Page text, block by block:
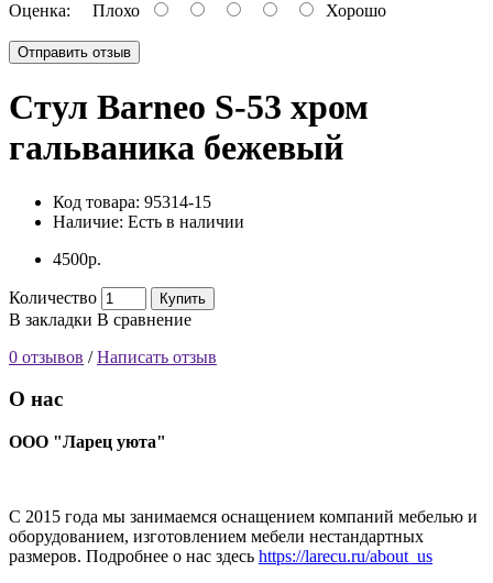
Оценка: Плохо Хорошо
Отправить отзыв
Стул Barneo S-53 хром
гальваника бежевый
Код товара: 95314-15
Наличие: Есть в наличии
4500р.
Количество Купить
В закладки В сравнение
0 отзывов /Написать отзыв
О нас
ООО "Ларец уюта"
С 2015 года мы занимаемся оснащением компаний мебелью и
оборудованием, изготовлением мебели нестандартных
размеров. Подробнее о нас здесь https://larecu.ru/about_us